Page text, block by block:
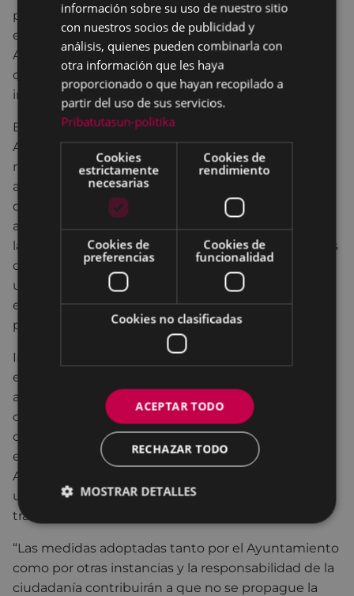
polideportivo de Ipurua, el polideportivo de Orbea,
el complejo deportivo de Unbe y el frontón
Astelena. En consecuencia, los cursos, cursillos y
demás actividades organizadas en estas
instalaciones quedan suspendidas.
En lo que respecta a las instalaciones del propio
Ayuntamiento, se colocarán pantallas de
metacrilato en aquellos espacios con especial
afluencia de gente, tales como Pegora o el
departamento de Servicios Sociales. Se colocarán,
asimismo, dispensadores de gel antibacteriano en
la entrada de Pegora. También se instalarán carteles
con las recomendaciones de higiene a seguir y con
un resumen de estas decisiones en todos los
espacios públicos, así como en cada uno de los
portales de los edificios de viviendas de Eibar.
Independientemente de la aplicación de todas
estas medidas, el alcalde Miguel de los Toyos ha
apelado “a la responsabilidad individual de la
ciudadanía para adoptar las medidas preventivas
contra el virus y a atender las recomendaciones de
evitar en la medida de lo posible la realización en el
Ayuntamiento de trámites que no sean realmente
urgentes”. El propio Ayuntamiento, a nivel interno,
tratará de reducir al máximo sus reuniones.
“Las medidas adoptadas tanto por el Ayuntamiento
como por otras instancias y la responsabilidad de la
ciudadanía contribuirán a que no se propague la
información sobre su uso de nuestro sitio
con nuestros socios de publicidad y
análisis, quienes pueden combinarla con
otra información que les haya
proporcionado o que hayan recopilado a
partir del uso de sus servicios.
Pribatutasun-politika
Cookies
estrictamente
necesarias
Cookies de
rendimiento
Cookies de
preferencias
Cookies de
funcionalidad
Cookies no clasificadas
ACEPTAR TODO
RECHAZAR TODO
MOSTRAR DETALLES